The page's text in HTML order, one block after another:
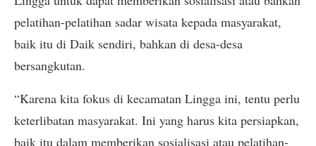
pelatihan-pelatihan sadar wisata kepada masyarakat,
baik itu di Daik sendiri, bahkan di desa-desa
bersangkutan.
“Karena kita fokus di kecamatan Lingga ini, tentu perlu
keterlibatan masyarakat. Ini yang harus kita persiapkan,
baik itu dalam memberikan sosialisasi atau pelatihan-